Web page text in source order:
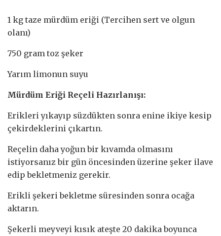
1 kg taze mürdüm eriği (Tercihen sert ve olgun
olanı)
750 gram toz şeker
Yarım limonun suyu
Mürdüm Eriği Reçeli Hazırlanışı:
Erikleri yıkayıp süzdükten sonra enine ikiye kesip
çekirdeklerini çıkartın.
Reçelin daha yoğun bir kıvamda olmasını
istiyorsanız bir gün öncesinden üzerine şeker ilave
edip bekletmeniz gerekir.
Erikli şekeri bekletme süresinden sonra ocağa
aktarın.
Şekerli meyveyi kısık ateşte 20 dakika boyunca